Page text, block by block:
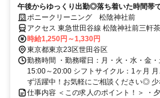
午後からゆっくり出勤◎落ち着いた時間帯
ポニークリーニング 松陰神社前
アクセス 東急世田谷線 松陰神社前三軒
田谷線 松陰神社前駅より徒歩1分
時給1,250円～1,330円
東京都東京23区世田谷区
勤務時間 ・勤務曜日：月・火・水・金
15:00～20:00 シフトサイクル：1ヶ月
ず活躍中！お気軽にご相談ください◎ 少
仕事内容 ＜この求人のポイント！＞ ・